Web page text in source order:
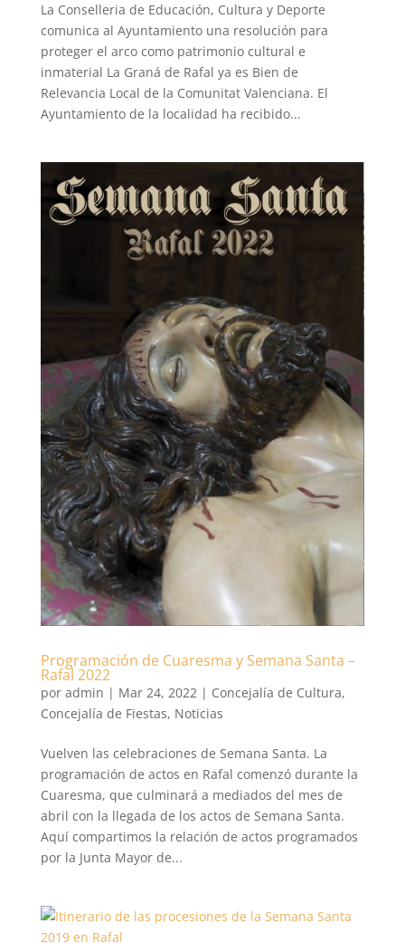
La Conselleria de Educación, Cultura y Deporte
comunica al Ayuntamiento una resolución para
proteger el arco como patrimonio cultural e
inmaterial La Graná de Rafal ya es Bien de
Relevancia Local de la Comunitat Valenciana. El
Ayuntamiento de la localidad ha recibido...
Programación de Cuaresma y Semana Santa –
Rafal 2022
por admin | Mar 24, 2022| Concejalía de Cultura,
Concejalía de Fiestas, Noticias
Vuelven las celebraciones de Semana Santa. La
programación de actos en Rafal comenzó durante la
Cuaresma, que culminará a mediados del mes de
abril con la llegada de los actos de Semana Santa.
Aquí compartimos la relación de actos programados
por la Junta Mayor de...